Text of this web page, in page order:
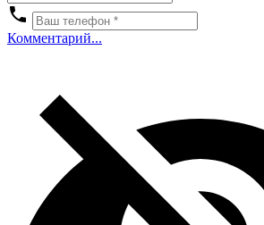
Комментарий...